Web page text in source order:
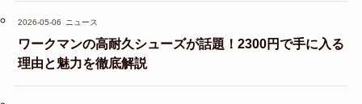
2026-05-06 ニュース
ワークマンの高耐久シューズが話題！2300円で手に入る
理由と魅力を徹底解説